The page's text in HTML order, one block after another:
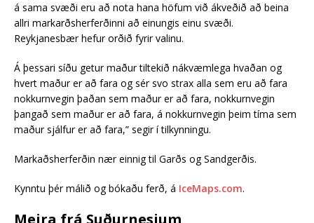
á sama svæði eru að nota hana höfum við ákveðið að beina
allri markarðsherferðinni að einungis einu svæði.
Reykjanesbær hefur orðið fyrir valinu.
Á þessari síðu getur maður tiltekið nákvæmlega hvaðan og
hvert maður er að fara og sér svo strax alla sem eru að fara
nokkurnvegin þaðan sem maður er að fara, nokkurnvegin
þangað sem maður er að fara, á nokkurnvegin þeim tíma sem
maður sjálfur er að fara,” segir í tilkynningu.
Markaðsherferðin nær einnig til Garðs og Sandgerðis.
Kynntu þér málið og bókaðu ferð, á IceMaps.com.